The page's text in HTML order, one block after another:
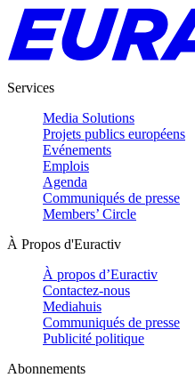
Services
Media Solutions
Projets publics européens
Evénements
Emplois
Agenda
Communiqués de presse
Members’ Circle
À Propos d'Euractiv
À propos d’Euractiv
Contactez-nous
Mediahuis
Communiqués de presse
Publicité politique
Abonnements